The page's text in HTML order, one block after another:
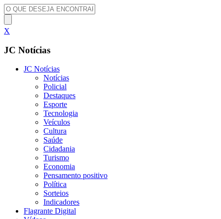
X
JC Notícias
JC Notícias
Notícias
Policial
Destaques
Esporte
Tecnologia
Veículos
Cultura
Saúde
Cidadania
Turismo
Economia
Pensamento positivo
Política
Sorteios
Indicadores
Flagrante Digital